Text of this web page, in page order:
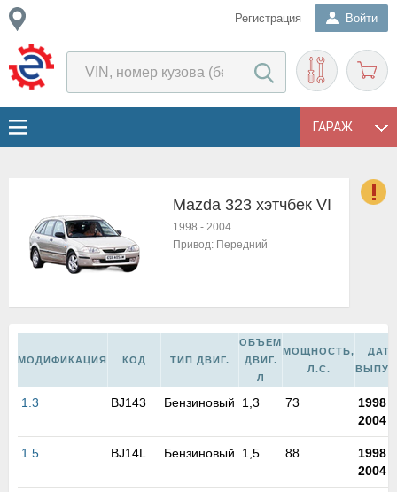
Регистрация Войти
ГАРАЖ
Mazda 323 хэтчбек VI
1998 - 2004
Привод: Передний
МОДИФИКАЦИЯ КОД ТИП ДВИГ.
ОБЪЕМ
ДВИГ.
Л
МОЩНОСТЬ,
Л.С.
1.3 BJ143 Бензиновый 1,3 73 1998
2004
1.5 BJ14L Бензиновый 1,5 88 1998
2004